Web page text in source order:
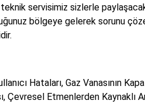
teknik servisimiz sizlerle
bölgeye gelerek sorunu
Hataları, Gaz Vanasının
Çevresel Etmenlerden Kaynaklı